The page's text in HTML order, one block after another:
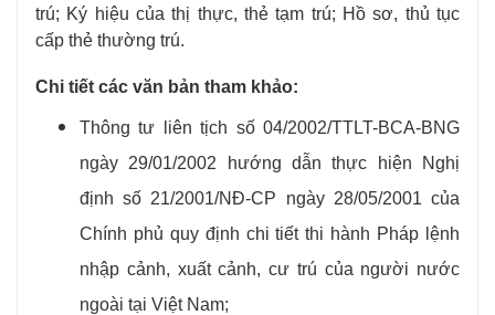
trú; Ký hiệu của thị thực, thẻ tạm trú; Hồ sơ, thủ tục
cấp thẻ thường trú.
Chi tiết các văn bản tham khảo:
Thông tư liên tịch số 04/2002/TTLT-BCA-BNG
ngày 29/01/2002 hướng dẫn thực hiện Nghị
định số 21/2001/NĐ-CP ngày 28/05/2001 của
Chính phủ quy định chi tiết thi hành Pháp lệnh
nhập cảnh, xuất cảnh, cư trú của người nước
ngoài tại Việt Nam;